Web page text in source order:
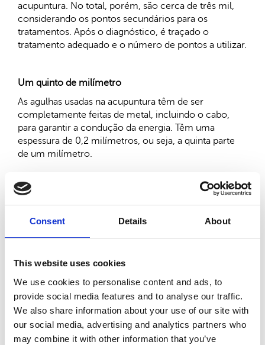
Consent Details About
This website uses cookies
We use cookies to personalise content and ads, to
provide social media features and to analyse our traffic.
We also share information about your use of our site with
our social media, advertising and analytics partners who
may combine it with other information that you’ve
acupuntura. No total, porém, são cerca de três mil,
considerando os pontos secundários para os
tratamentos. Após o diagnóstico, é traçado o
tratamento adequado e o número de pontos a utilizar.
Um quinto de milímetro
As agulhas usadas na acupuntura têm de ser
completamente feitas de metal, incluindo o cabo,
para garantir a condução da energia. Têm uma
espessura de 0,2 milímetros, ou seja, a quinta parte
de um milímetro.
Tui Na completa cuidados
músculos, tendões, ossos e articulações, mas
também nos pontos de acupuntura. Tem assim
potencia os efeitos do tratamento com as agulhas.
"Tinha problemas até a atar os atacadores
dos sapatos"
Artur Pereira, de 70 anos, não é um novato na